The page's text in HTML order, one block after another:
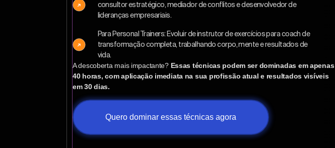
consultor estratégico, mediador de conflitos e desenvolvedor de
lideranças empresariais.
Para Personal Trainers: Evoluir de instrutor de exercícios para coach de
transformação completa, trabalhando corpo, mente e resultados de
vida.
A descoberta mais impactante? Essas técnicas podem ser dominadas em apenas
40 horas, com aplicação imediata na sua profissão atual e resultados visíveis
em 30 dias.
Quero dominar essas técnicas agora